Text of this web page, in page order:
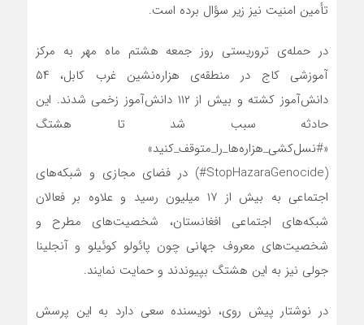
تأمین امنیت نیز زیر سؤال برده است.
در حمله‌ی تروریستی روز جمعه هشتم ماه مهر به مرکز
آموزشی کاج در منطقه‌ی هزاره‌نشین غرب کابل، ۵۴
دانش‌آموز کشته و بیش از ۱۱۲ دانش‌آموز زخمی شدند. این
حادثه سبب شد تا هشتگ
«#نسل‌کشی_هزاره‌ها_را_متوقف_کنید»
(StopHazaraGenocide#) در فضای مجازی و شبکه‌های
اجتماعی به بیش از ۱۷ میلیون رسید و علاوه بر فعالان
شبکه‌های اجتماعی افغانستان، شخصیت‌های مطرح و
شخصیت‌های معروف جهانی چون پائولو کوئیلو و آنجلینا
جولی نیز به این هشتگ بپیوندند و حمایت نمایند.
در نوشتار پیش ‌روی، نویسنده سعی دارد به این پرسش